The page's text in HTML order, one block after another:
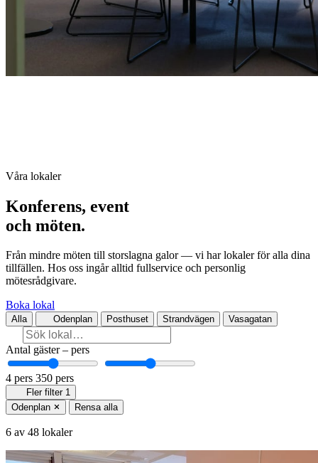
Våra lokaler
Konferens, event
och möten.
Från mindre möten till storslagna galor — vi har lokaler för alla dina
tillfällen. Hos oss ingår alltid fullservice och personlig
mötesrådgivare.
Boka lokal
Alla Odenplan Posthuset Strandvägen Vasagatan
Antal gäster– pers
4 pers 350 pers
Fler filter 1
Odenplan
Rensa alla
6 av 48 lokaler